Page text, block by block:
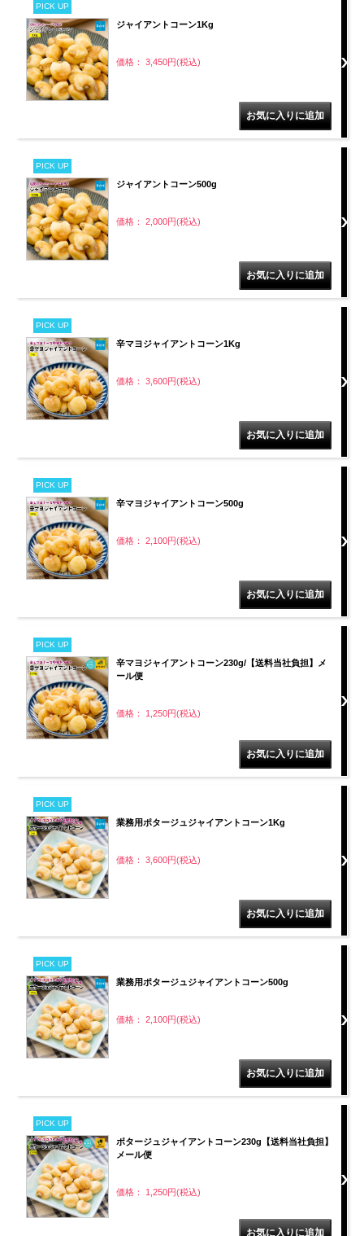
PICK UP
ジャイアントコーン1Kg
価格： 3,450円(税込)
PICK UP
ジャイアントコーン500g
価格： 2,000円(税込)
PICK UP
辛マヨジャイアントコーン1Kg
価格： 3,600円(税込)
PICK UP
辛マヨジャイアントコーン500g
価格： 2,100円(税込)
PICK UP
辛マヨジャイアントコーン230g/【送料当社負担】メ
ール便
価格： 1,250円(税込)
PICK UP
業務用ポタージュジャイアントコーン1Kg
価格： 3,600円(税込)
PICK UP
業務用ポタージュジャイアントコーン500g
価格： 2,100円(税込)
PICK UP
ポタージュジャイアントコーン230g【送料当社負担】
メール便
価格： 1,250円(税込)